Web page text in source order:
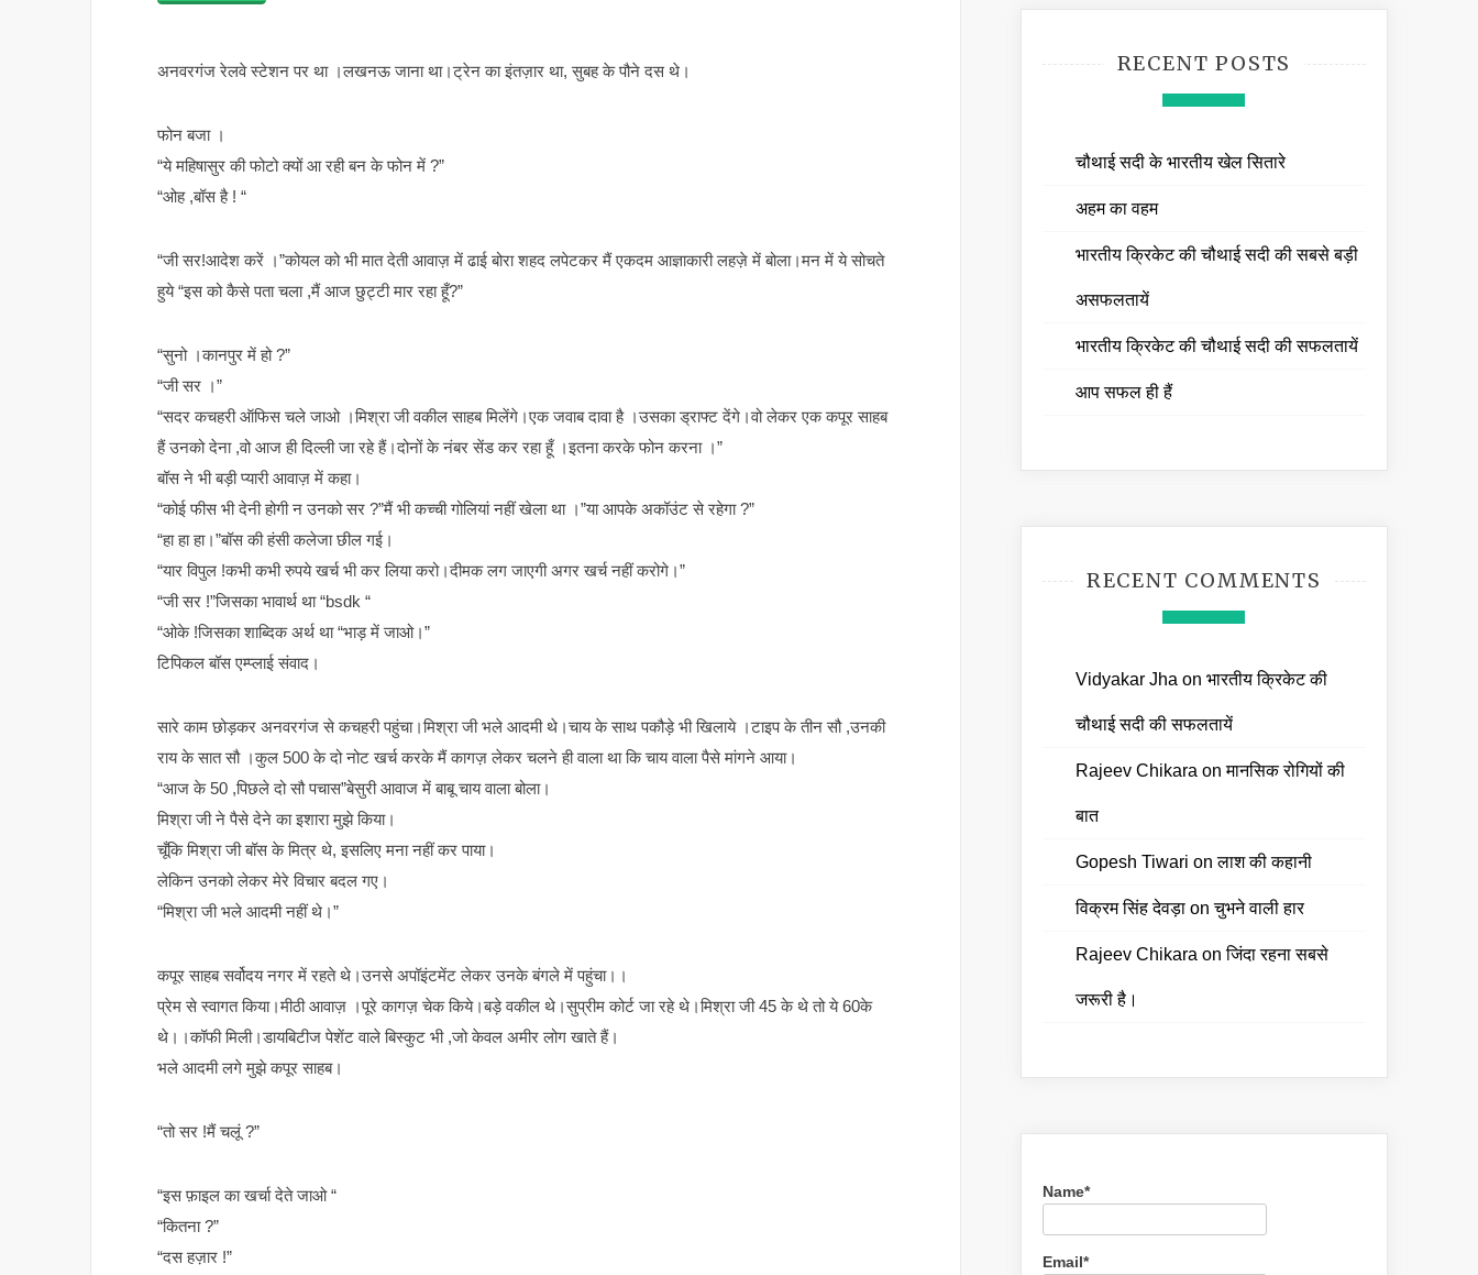
अनवरगंज रेलवे स्टेशन पर था ।लखनऊ जाना था।ट्रेन का इंतज़ार था, सुबह के पौने दस थे।
फोन बजा ।
“ये महिषासुर की फोटो क्यों आ रही बन के फोन में ?”
“ओह ,बॉस है ! “
“जी सर!आदेश करें ।”कोयल को भी मात देती आवाज़ में ढाई बोरा शहद लपेटकर मैं एकदम आज्ञाकारी लहज़े में बोला।मन में ये सोचते
हुये “इस को कैसे पता चला ,मैं आज छुट्टी मार रहा हूँ?”
“सुनो ।कानपुर में हो ?”
“जी सर ।”
“सदर कचहरी ऑफिस चले जाओ ।मिश्रा जी वकील साहब मिलेंगे।एक जवाब दावा है ।उसका ड्राफ्ट देंगे।वो लेकर एक कपूर साहब
हैं उनको देना ,वो आज ही दिल्ली जा रहे हैं।दोनों के नंबर सेंड कर रहा हूँ ।इतना करके फोन करना ।”
बॉस ने भी बड़ी प्यारी आवाज़ में कहा।
“कोई फीस भी देनी होगी न उनको सर ?”मैं भी कच्ची गोलियां नहीं खेला था ।”या आपके अकॉउंट से रहेगा ?”
“हा हा हा।”बॉस की हंसी कलेजा छील गई।
“यार विपुल !कभी कभी रुपये खर्च भी कर लिया करो।दीमक लग जाएगी अगर खर्च नहीं करोगे।”
“जी सर !”जिसका भावार्थ था “bsdk “
“ओके !जिसका शाब्दिक अर्थ था “भाड़ में जाओ।”
टिपिकल बॉस एम्प्लाई संवाद।
सारे काम छोड़कर अनवरगंज से कचहरी पहुंचा।मिश्रा जी भले आदमी थे।चाय के साथ पकौड़े भी खिलाये ।टाइप के तीन सौ ,उनकी
राय के सात सौ ।कुल 500 के दो नोट खर्च करके मैं कागज़ लेकर चलने ही वाला था कि चाय वाला पैसे मांगने आया।
“आज के 50 ,पिछले दो सौ पचास”बेसुरी आवाज में बाबू चाय वाला बोला।
मिश्रा जी ने पैसे देने का इशारा मुझे किया।
चूँकि मिश्रा जी बॉस के मित्र थे, इसलिए मना नहीं कर पाया।
लेकिन उनको लेकर मेरे विचार बदल गए।
“मिश्रा जी भले आदमी नहीं थे।”
कपूर साहब सर्वोदय नगर में रहते थे।उनसे अपॉइंटमेंट लेकर उनके बंगले में पहुंचा।।
प्रेम से स्वागत किया।मीठी आवाज़ ।पूरे कागज़ चेक किये।बड़े वकील थे।सुप्रीम कोर्ट जा रहे थे।मिश्रा जी 45 के थे तो ये 60के
थे।।कॉफी मिली।डायबिटीज पेशेंट वाले बिस्कुट भी ,जो केवल अमीर लोग खाते हैं।
भले आदमी लगे मुझे कपूर साहब।
“तो सर !मैं चलूं ?”
“इस फ़ाइल का खर्चा देते जाओ “
“कितना ?”
“दस हज़ार !”
RECENT POSTS
चौथाई सदी के भारतीय खेल सितारे
अहम का वहम
भारतीय क्रिकेट की चौथाई सदी की सबसे बड़ी
असफलतायें
भारतीय क्रिकेट की चौथाई सदी की सफलतायें
आप सफल ही हैं
RECENT COMMENTS
Vidyakar Jha on भारतीय क्रिकेट की
चौथाई सदी की सफलतायें
Rajeev Chikara onमानसिक रोगियों की
बात
Gopesh Tiwari onलाश की कहानी
विक्रम सिंह देवड़ाonचुभने वाली हार
Rajeev Chikara onजिंदा रहना सबसे
जरूरी है।
Name*
Email*